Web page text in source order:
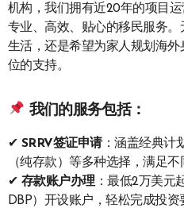
机构，我们拥有近20年的项目
专业、高效、贴心的移民服务
生活，还是希望为家人规划海
位的支持。
我们的服务包括：
✔ SRRV签证申请：涵盖经典计
（纯存款）等多种选择，满足不
✔ 存款账户办理 ：最低2万美元
DBP）开设账户，轻松完成投资